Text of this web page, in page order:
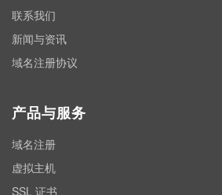
联系我们
新闻与资讯
域名注册协议
产品与服务
域名注册
虚拟主机
SSL 证书